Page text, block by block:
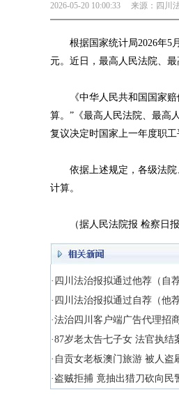
2026-05-20 10:00:33 来源： 四川
根据国家统计局2026年5月
元。近日，最高人民法院、
《中华人民共和国国家赔
算。”《最高人民法院、最高
复议决定时国家上一年度职
依据上述规定，各级法院、
计算。
（据人民法院报 检察日报
·四川法治报拟通过他荐（自
·四川法治报拟通过自荐（他
·法治四川客户端广告代理招
·87岁老太告七子女 法官执结
·自贡女老板澳门旅游 被人盗
·盗贼拒捕 竟抽出猎刀砍向